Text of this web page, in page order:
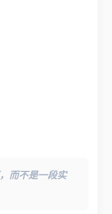
而不是一段实